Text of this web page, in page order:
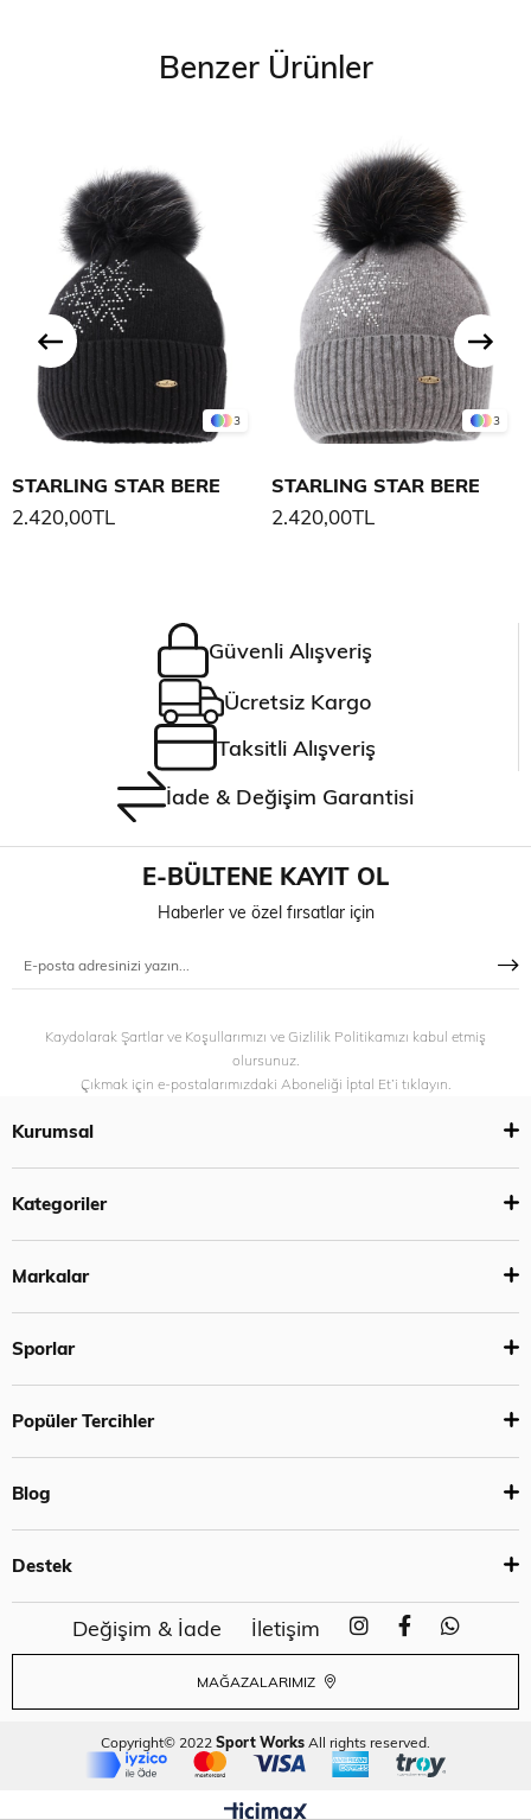
Benzer Ürünler
3
STARLING STAR BERE
2.420,00TL
3
STARLING STAR BERE
2.420,00TL
Güvenli Alışveriş
Ücretsiz Kargo
Taksitli Alışveriş
İade & Değişim Garantisi
E-BÜLTENE KAYIT OL
Haberler ve özel fırsatlar için
Kaydolarak Şartlar ve Koşullarımızı ve Gizlilik Politikamızı kabul etmiş
olursunuz.
Çıkmak için e-postalarımızdaki Aboneliği İptal Et’i tıklayın.
Kurumsal
Kategoriler
Markalar
Sporlar
Popüler Tercihler
Blog
Destek
Değişim & İade İletişim
MAĞAZALARIMIZ
Copyright© 2022 Sport Works All rights reserved.